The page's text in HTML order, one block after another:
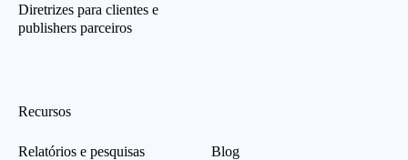
Diretrizes para clientes e
publishers parceiros
Recursos
Relatórios e pesquisas Blog